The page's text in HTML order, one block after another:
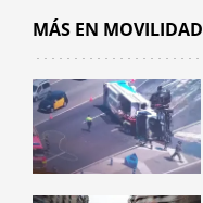
MÁS EN MOVILIDAD